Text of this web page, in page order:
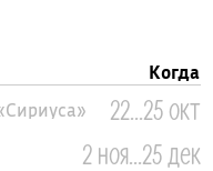
Когда
22...25 окт
2 ноя...25 дек